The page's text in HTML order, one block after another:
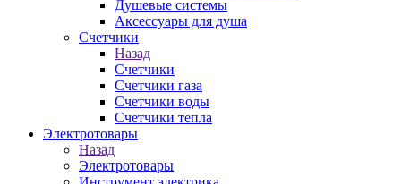
Душевые системы
Аксессуары для душа
Счетчики
Назад
Счетчики
Счетчики газа
Счетчики воды
Счетчики тепла
Электротовары
Назад
Электротовары